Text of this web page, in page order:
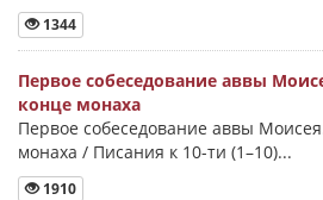
1344
Первое собеседование аввы
конце монаха
Первое собеседование аввы
монаха / Писания к 10-ти (1–10)...
1910